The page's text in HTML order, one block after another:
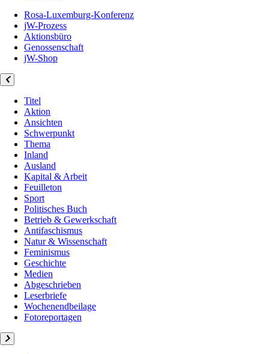
Rosa-Luxemburg-Konferenz
jW-Prozess
Aktionsbüro
Genossenschaft
jW-Shop
Titel
Aktion
Ansichten
Schwerpunkt
Thema
Inland
Ausland
Kapital & Arbeit
Feuilleton
Sport
Politisches Buch
Betrieb & Gewerkschaft
Antifaschismus
Natur & Wissenschaft
Feminismus
Geschichte
Medien
Abgeschrieben
Leserbriefe
Wochenendbeilage
Fotoreportagen